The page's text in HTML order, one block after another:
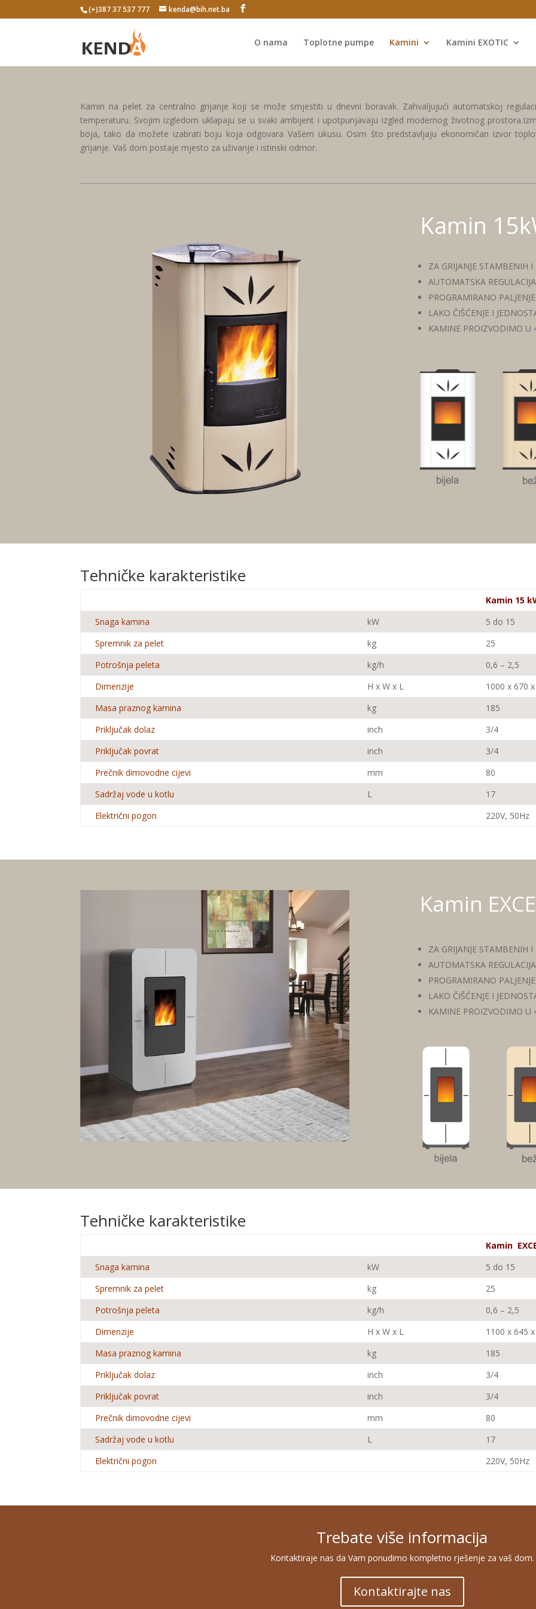
(+)387 37 537 777 kenda@bih.net.ba
O nama Toplotne pumpe Kamini Kamini EXOTIC
Kamin na pelet za centralno grijanje koji se može smjestiti u dnevni boravak. Zahvaljujući automatskoj
temperaturu. Svojim izgledom uklapaju se u svaki ambijent i upotpunjavaju izgled modernog životnog
boja, tako da možete izabrati boju koja odgovara Vašem ukusu. Osim što predstavljaju ekonomičan izvor
grijanje. Vaš dom postaje mjesto za uživanje i istinski odmor.
Kamin
ZA GRIJANJE STAMBENIH
AUTOMATSKA
PROGRAMIRANO
LAKO ČIŠĆENJE I
KAMINE PROIZVODIMO U
Tehničke karakteristike
Kamin 15
Snaga kamina
kW
5 do 15
Spremnik za pelet
kg
25
Potrošnja peleta
kg/h
0,6 – 2,5
Dimenzije
H x W x L
1000 x 670
Masa praznog kamina
kg
185
Priključak dolaz
inch
3/4
Priključak povrat
inch
3/4
Prečnik dimovodne cijevi
mm
80
Sadržaj vode u kotlu
L
17
Električni pogon
220V, 50Hz
Kamin
ZA GRIJANJE STAMBENIH
AUTOMATSKA
PROGRAMIRANO
LAKO ČIŠĆENJE I
KAMINE PROIZVODIMO U
Tehničke karakteristike
Kamin
Snaga kamina
kW
5 do 15
Spremnik za pelet
kg
25
Potrošnja peleta
kg/h
0,6 – 2,5
Dimenzije
H x W x L
1100 x 645
Masa praznog kamina
kg
185
Priključak dolaz
inch
3/4
Priključak povrat
inch
3/4
Prečnik dimovodne cijevi
mm
80
Sadržaj vode u kotlu
L
17
Električni pogon
220V, 50Hz
Trebate više informacija
Kontaktiraje nas da Vam ponudimo kompletno rješenje za vaš dom.
Kontaktirajte nas